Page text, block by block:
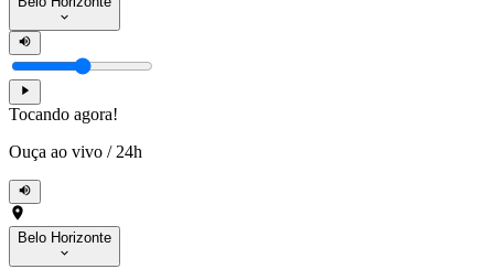
Tocando agora!
Ouça ao vivo / 24h
Belo Horizonte